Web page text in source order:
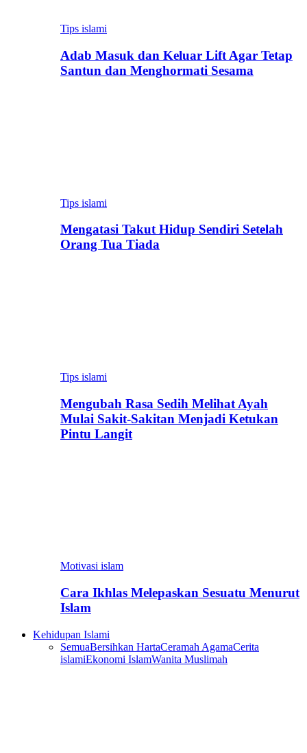
Tips islami
Adab Masuk dan Keluar Lift Agar Tetap
Santun dan Menghormati Sesama
Tips islami
Mengatasi Takut Hidup Sendiri Setelah
Orang Tua Tiada
Tips islami
Mengubah Rasa Sedih Melihat Ayah
Mulai Sakit-Sakitan Menjadi Ketukan
Pintu Langit
Motivasi islam
Cara Ikhlas Melepaskan Sesuatu Menurut
Islam
Kehidupan Islami
SemuaBersihkan HartaCeramah AgamaCerita
islamiEkonomi IslamWanita Muslimah